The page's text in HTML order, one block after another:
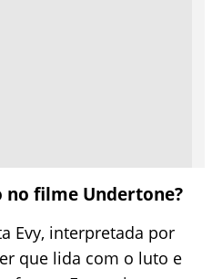
no filme Undertone?
Evy, interpretada por
que lida com o luto e